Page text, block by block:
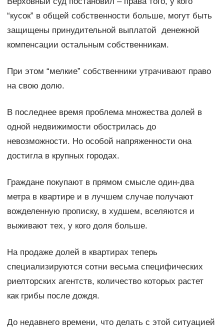
“кусок” в общей собственности больше, могут быть
защищены принудительной выплатой денежной
компенсации остальным собственникам.
При этом “мелкие” собственники утрачивают право
на свою долю.
В последнее время проблема множества долей в
одной недвижимости обострилась до
невозможности. Но особой напряженности она
достигла в крупных городах.
Граждане покупают в прямом смысле один-два
метра в квартире и в лучшем случае получают
вожделенную прописку, в худшем, вселяются и
выживают тех, у кого доля больше.
На продаже долей в квартирах теперь
специализируются сотни весьма специфических
риелторских агентств, количество которых растет
как грибы после дождя.
До недавнего времени, что делать с этой ситуацией